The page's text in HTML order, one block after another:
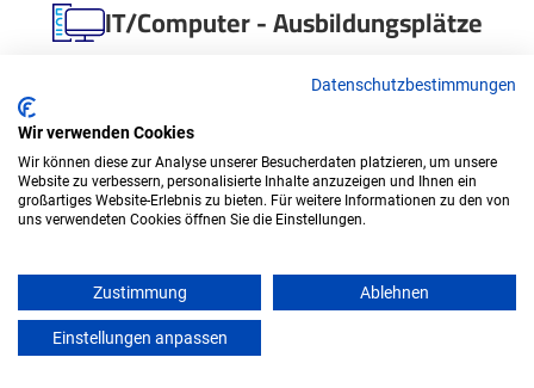
IT/Computer - Ausbildungsplätze
Duales Studium Informatik (B.Sc.) am
virtuellen Campus - Vereinigte
Hagelversicherung VVaG
Datenschutzbestimmungen
Wir verwenden Cookies
Wir können diese zur Analyse unserer Besucherdaten platzieren, um unsere
Website zu verbessern, personalisierte Inhalte anzuzeigen und Ihnen ein
großartiges Website-Erlebnis zu bieten. Für weitere Informationen zu den von
uns verwendeten Cookies öffnen Sie die Einstellungen.
Zustimmung Ablehnen
Einstellungen anpassen